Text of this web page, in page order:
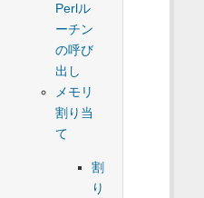
Perlル
ーチン
の呼び
出し
メモリ
割り当
て
割
り